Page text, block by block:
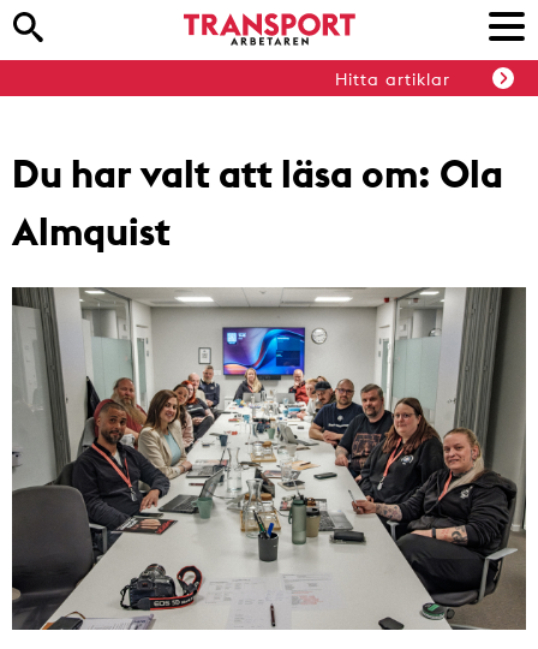
Hitta artiklar
Du har valt att läsa om: Ola
Almquist